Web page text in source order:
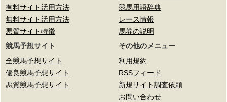
有料サイト活用方法
無料サイト活用方法
悪質サイト特徴
競馬用語辞典
レース情報
馬券の説明
競馬予想サイト
全競馬予想サイト
優良競馬予想サイト
悪質競馬予想サイト
その他のメニュー
利用規約
RSSフィード
新規サイト調査依頼
お問い合わせ